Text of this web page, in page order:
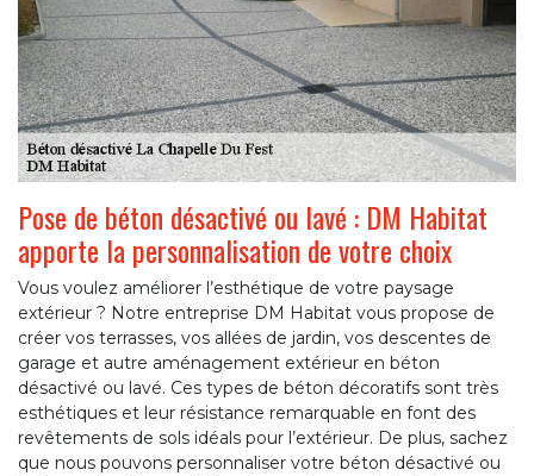
Pose de béton désactivé ou lavé : DM Habitat
apporte la personnalisation de votre choix
Vous voulez améliorer l’esthétique de votre paysage
extérieur ? Notre entreprise DM Habitat vous propose de
créer vos terrasses, vos allées de jardin, vos descentes de
garage et autre aménagement extérieur en béton
désactivé ou lavé. Ces types de béton décoratifs sont très
esthétiques et leur résistance remarquable en font des
revêtements de sols idéals pour l’extérieur. De plus, sachez
que nous pouvons personnaliser votre béton désactivé ou